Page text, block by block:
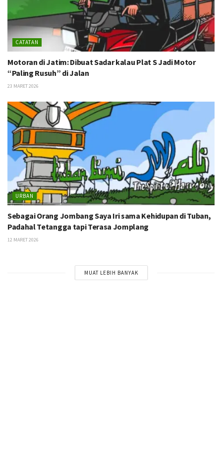
CATATAN
Motoran di Jatim: Dibuat Sadar kalau Plat S Jadi Motor
“Paling Rusuh” di Jalan
23 MARET 2026
URBAN
Sebagai Orang Jombang Saya Iri sama Kehidupan di Tuban,
Padahal Tetangga tapi Terasa Jomplang
12 MARET 2026
MUAT LEBIH BANYAK